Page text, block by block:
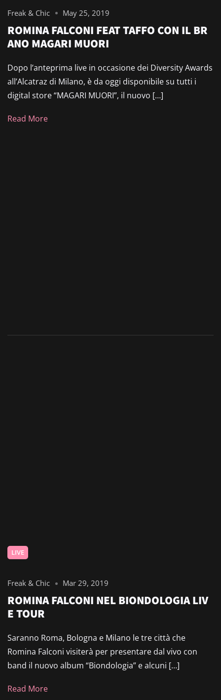
Freak & Chic May 25, 2019
ROMINA FALCONI FEAT TAFFO CON IL BR
ANO MAGARI MUORI
Dopo l’anteprima live in occasione dei Diversity Awards
all’Alcatraz di Milano, è da oggi disponibile su tutti i
digital store “MAGARI MUORI”, il nuovo […]
Read More
LIVE
Freak & Chic Mar 29, 2019
ROMINA FALCONI NEL BIONDOLOGIA LIV
E TOUR
Saranno Roma, Bologna e Milano le tre città che
Romina Falconi visiterà per presentare dal vivo con
band il nuovo album “Biondologia” e alcuni […]
Read More